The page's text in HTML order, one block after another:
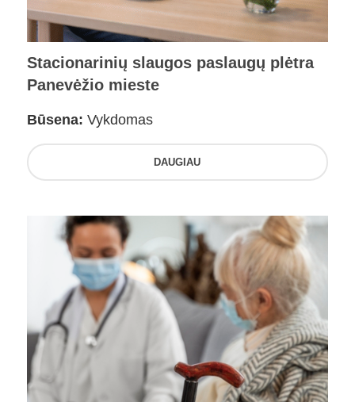
Stacionarinių slaugos paslaugų plėtra
Panevėžio mieste
Būsena: Vykdomas
DAUGIAU